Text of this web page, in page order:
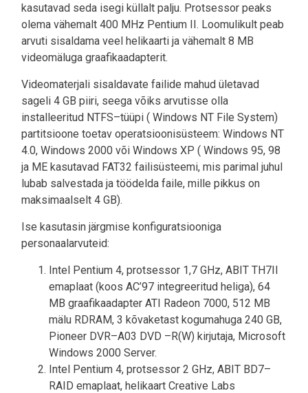
kasutavad seda isegi küllalt palju. Protsessor peaks
olema vähemalt 400 MHz Pentium II. Loomulikult peab
arvuti sisaldama veel helikaarti ja vähemalt 8 MB
videomäluga graafikaadapterit.
Videomaterjali sisaldavate failide mahud ületavad
sageli 4 GB piiri, seega võiks arvutisse olla
installeeritud NTFS–tüüpi ( Windows NT File System)
partitsioone toetav operatsioonisüsteem: Windows NT
4.0, Windows 2000 või Windows XP ( Windows 95, 98
ja ME kasutavad FAT32 failisüsteemi, mis parimal juhul
lubab salvestada ja töödelda faile, mille pikkus on
maksimaalselt 4 GB).
Ise kasutasin järgmise konfiguratsiooniga
personaalarvuteid:
Intel Pentium 4, protsessor 1,7 GHz, ABIT TH7II
emaplaat (koos AC’97 integreeritud heliga), 64
MB graafikaadapter ATI Radeon 7000, 512 MB
mälu RDRAM, 3 kõvaketast kogumahuga 240 GB,
Pioneer DVR–A03 DVD –R(W) kirjutaja, Microsoft
Windows 2000 Server.
Intel Pentium 4, protsessor 2 GHz, ABIT BD7–
RAID emaplaat, helikaart Creative Labs